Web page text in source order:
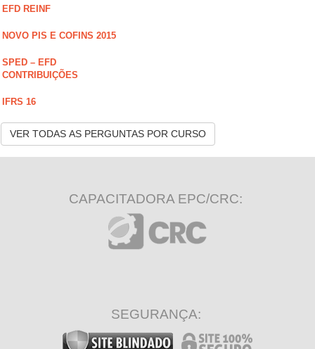
EFD REINF
NOVO PIS E COFINS 2015
SPED – EFD
CONTRIBUIÇÕES
IFRS 16
VER TODAS AS PERGUNTAS POR CURSO
CAPACITADORA EPC/CRC:
SEGURANÇA: